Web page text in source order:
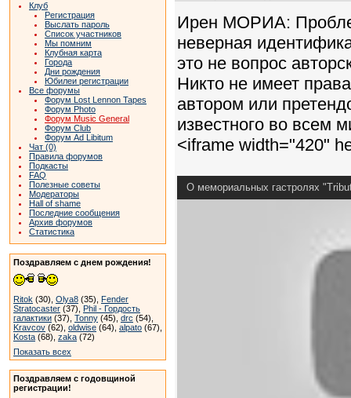
Клуб
Регистрация
Выслать пароль
Список участников
Мы помним
Клубная карта
Города
Дни рождения
Юбилеи регистрации
Все форумы
Форум Lost Lennon Tapes
Форум Photo
Форум Music General
Форум Club
Форум Ad Libitum
Чат (0)
Правила форумов
Подкасты
FAQ
Полезные советы
Модераторы
Hall of shame
Последние сообщения
Архив форумов
Статистика
Поздравляем с днем рождения!
Ritok (30), Olya8 (35), Fender
Stratocaster (37), Phil - Гордость
галактики (37), Tonny (45), drc (54),
Kravcov (62), oldwise (64), alpato (67),
Kosta (68), zaka (72)
Показать всех
Поздравляем с годовщиной
регистрации!
Ирен МОРИА:
неверная
это не вопрос
Никто не имеет
автором или
известного во всем
<iframe width="420"
О мемориальных гастролях